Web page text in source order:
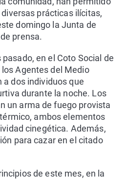
prácticas ilícitas,
domingo la Junta de
prensa.
en el Coto Social de
Agentes del Medio
dos individuos que
durante la noche. Los
un arma de fuego provista
ambos elementos
cinegética. Además,
para cazar en el citado
de este mes, en la